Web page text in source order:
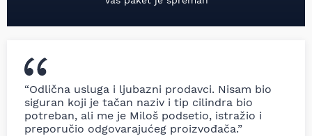
“Odlična usluga i ljubazni prodavci. Nisam bio
siguran koji je tačan naziv i tip cilindra bio
potreban, ali me je Miloš podsetio, istražio i
preporučio odgovarajućeg proizvođača.”